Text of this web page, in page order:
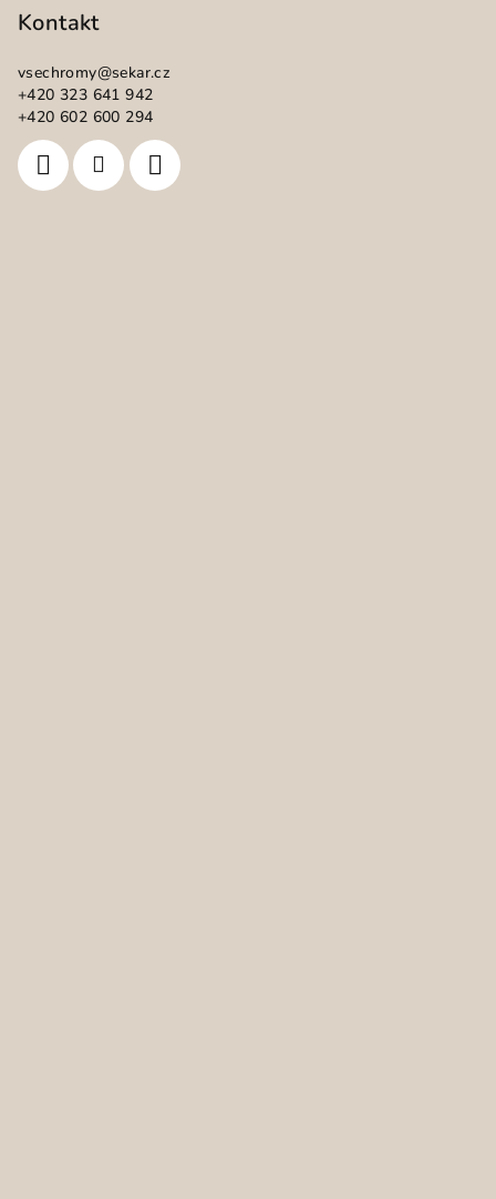
Kontakt
vsechromy@sekar.cz
+420 323 641 942
+420 602 600 294